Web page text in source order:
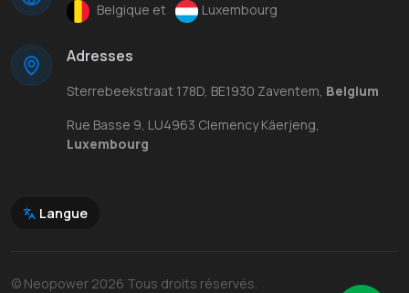
Belgique et Luxembourg
Adresses
Sterrebeekstraat 178D, BE1930 Zaventem, Belgium
Rue Basse 9, LU4963 Clemency Käerjeng,
Luxembourg
Langue
© Neopower 2026 Tous droits réservés.